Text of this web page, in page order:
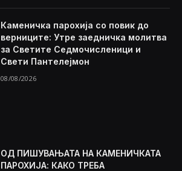
Каменичка парохија со повик до
верниците: Утре заедничка молитва
за Светите Седмочисленици и
Свети Пантелејмон
08/08/2026
ОД ПИШУВАЊАТА НА КАМЕНИЧКАТА
ПАРОХИЈА: КАКО ТРЕБА